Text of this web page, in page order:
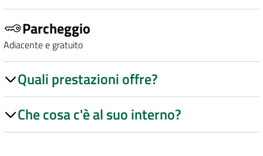
Parcheggio
Adiacente e gratuito
Quali prestazioni offre?
Che cosa c'è al suo interno?